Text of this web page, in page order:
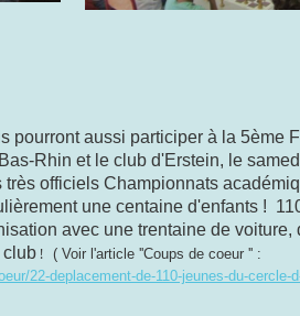
pourront aussi participer à la 5ème
Rhin et le club d'Erstein, le
officiels Championnats
une centaine d'enfants !
avec une trentaine de voiture,
club ! ( Voir l'article ''Coups de coeur '' :
22-deplacement-de-110-jeunes-du-cercle-